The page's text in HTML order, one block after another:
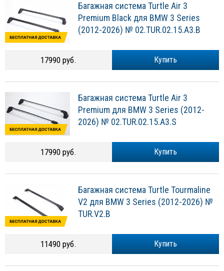
Багажная система Turtle Air 3
Premium Black для BMW 3 Series
(2012-2026) № 02.TUR.02.15.A3.B
Купить
17990 руб.
Багажная система Turtle Air 3
Premium для BMW 3 Series (2012-
2026) № 02.TUR.02.15.A3.S
Купить
17990 руб.
Багажная система Turtle Tourmaline
V2 для BMW 3 Series (2012-2026) №
TUR.V2.B
Купить
11490 руб.